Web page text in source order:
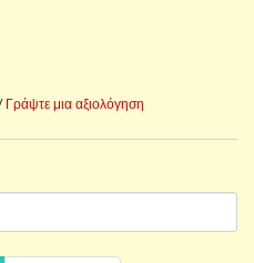
Γράψτε μια αξιολόγηση